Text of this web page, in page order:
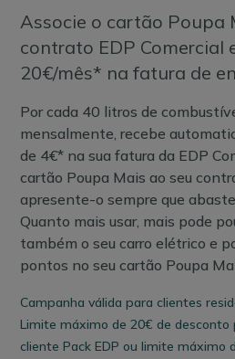
Associe o cartão Poupa
contrato EDP Comercial
20€/mês* na fatura de
Por cada 40 litros de
mensalmente, recebe
de 4€* na sua fatura da EDP
cartão Poupa Mais ao seu
apresente-o sempre que
Quanto mais usar, mais pode
também o seu carro elétrico e
pontos no seu cartão Poupa
Campanha válida para clientes
Limite máximo de 20€ de desconto
cliente Pack EDP ou limite máximo